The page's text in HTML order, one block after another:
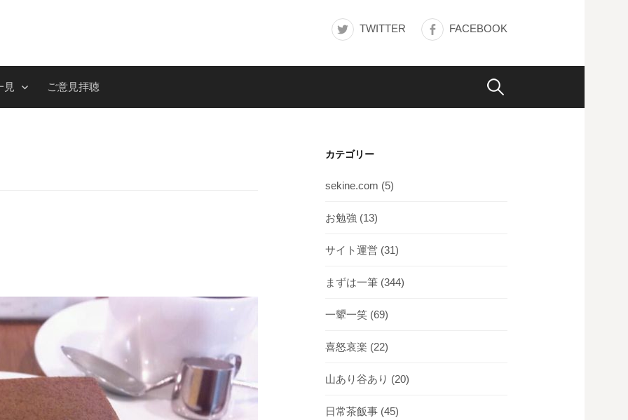
TWITTER FACEBOOK
見 ご意見拝聴 検
カテゴリー
sekine.com (5)
お勉強 (13)
サイト運営 (31)
まずは一筆 (344)
一顰一笑 (69)
喜怒哀楽 (22)
山あり谷あり (20)
日常茶飯事 (45)